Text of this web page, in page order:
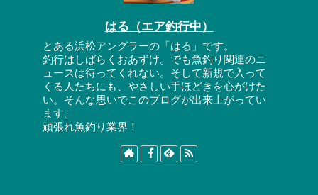
はる（エア釣行中）
とある浜松アングラーの「はる」です。
釣行はしばらくおあずけ。でも魚釣り関連のニ
ュースは待ってくれない。そして新規で入って
くる人たちにも、やさしい手ほどきを心がけた
い。そんな思いでこのブログが出来上がってい
ます。
頑張れ魚釣り業界！